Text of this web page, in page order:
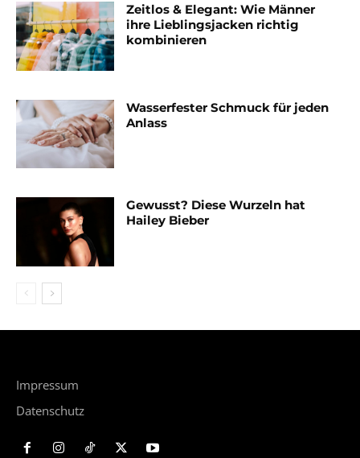
Zeitlos & Elegant: Wie Männer
ihre Lieblingsjacken richtig
kombinieren
Wasserfester Schmuck für jeden
Anlass
Gewusst? Diese Wurzeln hat
Hailey Bieber
Impressum
Datenschutz